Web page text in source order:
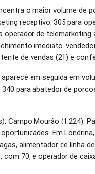
o maior volume de
receptivo, 305 para
operador de
imediato:
de vendas (21) e
em seguida em
340 para abatedor de
Campo Mourão (1.224),
Em
alimentador de linha
com 70, e operador de